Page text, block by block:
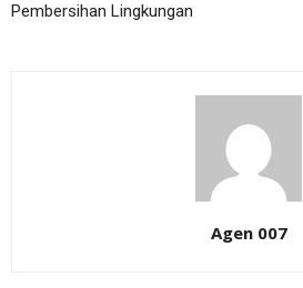
Pembersihan Lingkungan
Agen 007